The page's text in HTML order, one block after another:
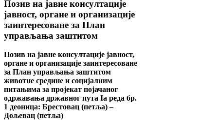
Позив на јавне консултације
јавност, органе и организације
заинтересоване за План
управљања заштитом
Позив на јавне консултације јавност,
органе и организације заинтересоване
за План управљања заштитом
животне средине и социјалним
питањима за пројекат појачаног
одржавања државног пута Ia реда бр.
1 деоница: Брестовац (петља) –
Дољевац (петља)